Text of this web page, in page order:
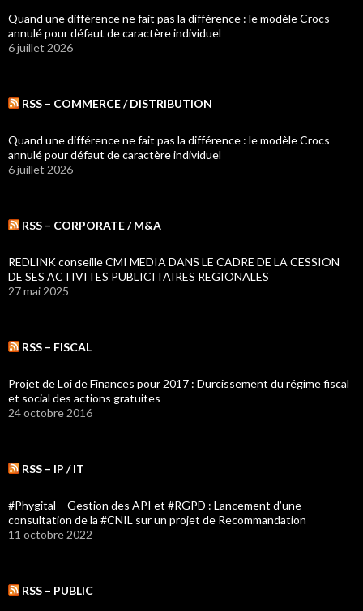
Quand une différence ne fait pas la différence : le modèle Crocs
annulé pour défaut de caractère individuel
6 juillet 2026
RSS – COMMERCE / DISTRIBUTION
Quand une différence ne fait pas la différence : le modèle Crocs
annulé pour défaut de caractère individuel
6 juillet 2026
RSS – CORPORATE / M&A
REDLINK conseille CMI MEDIA DANS LE CADRE DE LA CESSION
DE SES ACTIVITES PUBLICITAIRES REGIONALES
27 mai 2025
RSS – FISCAL
Projet de Loi de Finances pour 2017 : Durcissement du régime fiscal
et social des actions gratuites
24 octobre 2016
RSS – IP / IT
#Phygital – Gestion des API et #RGPD : Lancement d’une
consultation de la #CNIL sur un projet de Recommandation
11 octobre 2022
RSS – PUBLIC